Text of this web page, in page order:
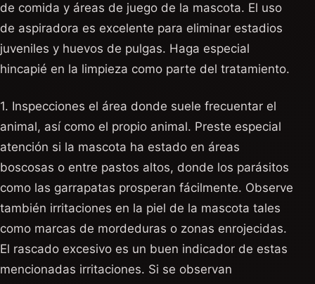
de comida y áreas de juego de la mascota. El uso
de aspiradora es excelente para eliminar estadios
juveniles y huevos de pulgas. Haga especial
hincapié en la limpieza como parte del tratamiento.
1. Inspecciones el área donde suele frecuentar el
animal, así como el propio animal. Preste especial
atención si la mascota ha estado en áreas
boscosas o entre pastos altos, donde los parásitos
como las garrapatas prosperan fácilmente. Observe
también irritaciones en la piel de la mascota tales
como marcas de mordeduras o zonas enrojecidas.
El rascado excesivo es un buen indicador de estas
mencionadas irritaciones. Si se observan